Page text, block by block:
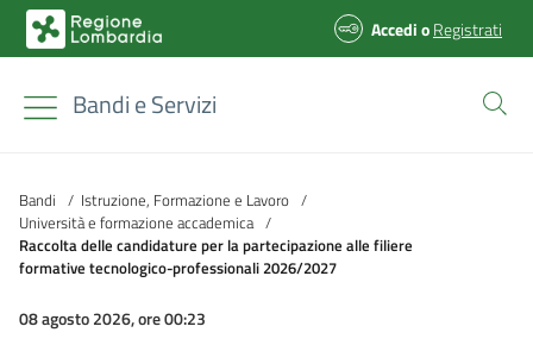
AccedioRegistrati
Bandi e Servizi
Bandi / Istruzione, Formazione e Lavoro /
Università e formazione accademica /
Raccolta delle candidature per la partecipazione alle filiere
formative tecnologico-professionali 2026/2027
08 agosto 2026, ore 00:23